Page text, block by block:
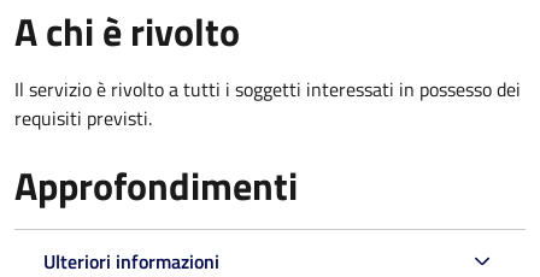
A chi è rivolto
Il servizio è rivolto a tutti i soggetti interessati in possesso dei
requisiti previsti.
Approfondimenti
Ulteriori informazioni